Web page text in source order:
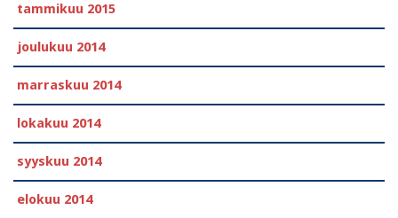
tammikuu 2015
joulukuu 2014
marraskuu 2014
lokakuu 2014
syyskuu 2014
elokuu 2014